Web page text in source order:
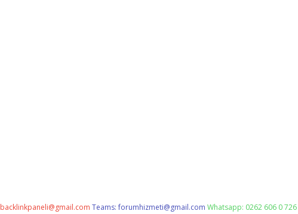
backlinkpaneli@gmail.com Teams:forumhizmeti@gmail.com Whatsapp: 0262 606 0 726